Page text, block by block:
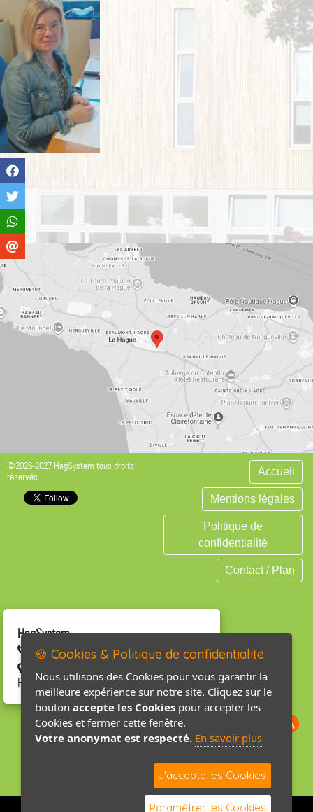
©2026-2027 HagSystem tous droits
réservés
HagSystem
02 33 01 82 30
HAGUE
Accueil
Mentions légales
Politique de
confidentialité
Contact / Plan
🍪 Cookies & Politique de confidentialité
Nous utilisons des Cookies pour vous garantir la
meilleure expérience sur notre site. Cliquez sur le
bouton accepte les Cookies pour accepter les
Cookies et fermer cette fenêtre.
Votre anonymat est respecté. En savoir plus
J'accepte les Cookies
Paramétrer les Cookies